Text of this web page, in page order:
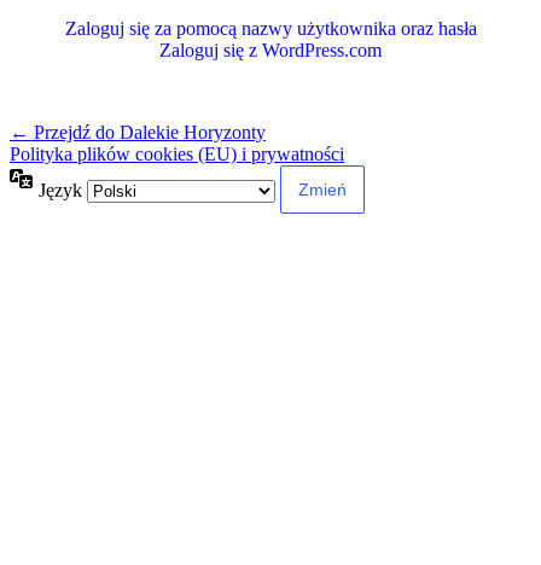
Zaloguj się za pomocą nazwy użytkownika oraz hasła
Zaloguj się z WordPress.com
← Przejdź do Dalekie Horyzonty
Polityka plików cookies (EU) i prywatności
Język